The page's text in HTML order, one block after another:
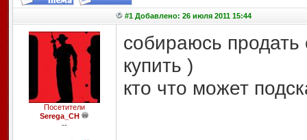
#1 Добавлено: 26 июля 2011 15:44
Посетители
Serega_CH
--
собираюсь
купить )
кто что может